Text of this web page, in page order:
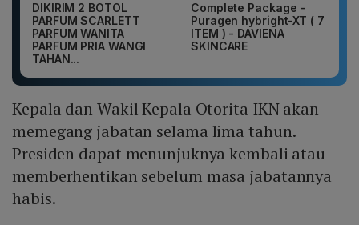
DIKIRIM 2 BOTOL
PARFUM SCARLETT
PARFUM WANITA
PARFUM PRIA WANGI
TAHAN...
Complete Package -
Puragen hybright-XT ( 7
ITEM ) - DAVIENA
SKINCARE
Kepala dan Wakil Kepala Otorita IKN akan
memegang jabatan selama lima tahun.
Presiden dapat menunjuknya kembali atau
memberhentikan sebelum masa jabatannya
habis.